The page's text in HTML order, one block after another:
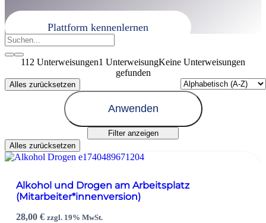
Plattform kennenlernen
112 Unterweisungen1 UnterweisungKeine Unterweisungen
gefunden
Alles zurücksetzen
Anwenden
Filter anzeigen
Alles zurücksetzen
Alkohol und Drogen am Arbeitsplatz
(Mitarbeiter*innenversion)
28,00€ zzgl. 19% MwSt.